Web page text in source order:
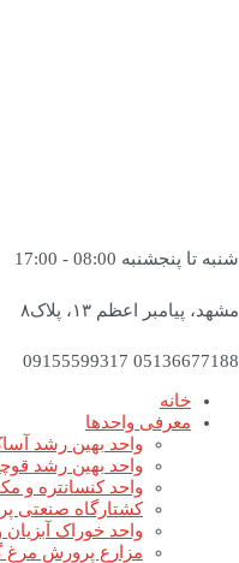
شنبه تا پنجشنبه 08:00 - 17:00
مشهد، پیامبر اعظم ۱۳، پلاک۸
05136677188 09155599317
خانه
معرفی واحدها
واحد بهین رشد
واحد بهین رشد
واحد کنسانتره و
کشتارگاه صنعتی
واحد خوراک
مزارع پرورش